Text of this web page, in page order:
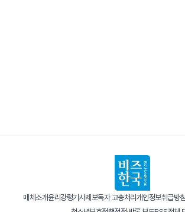
매체소개윤리강령기사제보독자 고충처리 개인정보취급방침